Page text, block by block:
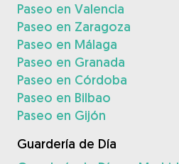
Paseo en Valencia
Paseo en Zaragoza
Paseo en Málaga
Paseo en Granada
Paseo en Córdoba
Paseo en Bilbao
Paseo en Gijón
Guardería de Día